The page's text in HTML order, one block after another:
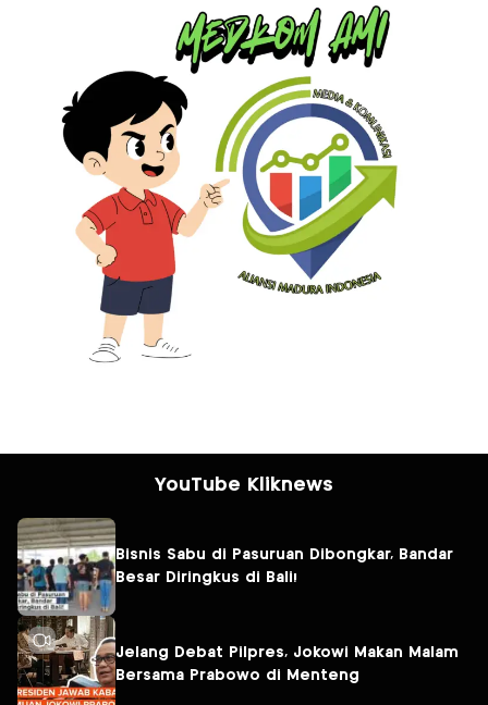
YouTube Kliknews
Bisnis Sabu di Pasuruan Dibongkar, Bandar
Besar Diringkus di Bali!
Jelang Debat Pilpres, Jokowi Makan Malam
Bersama Prabowo di Menteng